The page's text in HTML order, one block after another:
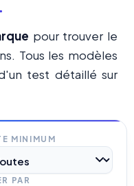
pour trouver le
Tous les modèles
test détaillé sur
MINIMUM
PAR